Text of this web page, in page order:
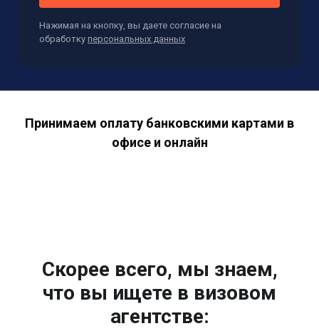
Нажимая на кнопку, вы даете согласие на
обработку персональных данных
Принимаем оплату банковскими картами в
офисе и онлайн
Скорее всего, мы знаем,
что вы ищете в визовом
агентстве: